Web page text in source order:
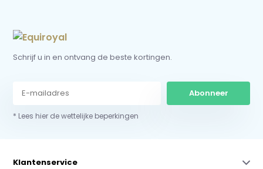
Schrijf u in en ontvang de beste kortingen.
Abonneer
* Lees hier de wettelijke beperkingen
Klantenservice